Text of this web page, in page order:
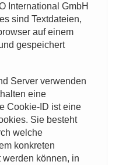
International GmbH
sind Textdateien,
auf einem
gespeichert
Server verwenden
eine
Cookie-ID ist eine
Sie besteht
welche
konkreten
werden können, in